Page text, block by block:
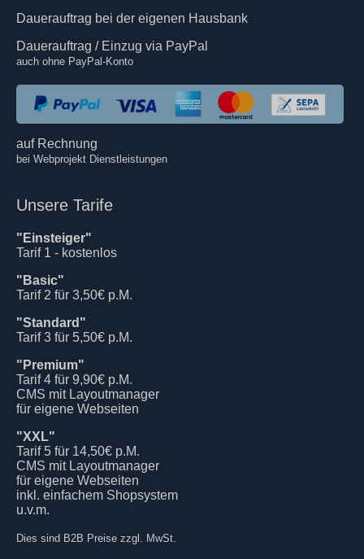
Dauerauftrag bei der eigenen Hausbank
Dauerauftrag / Einzug via PayPal
auch ohne PayPal-Konto
auf Rechnung
bei Webprojekt Dienstleistungen
Unsere Tarife
"Einsteiger"
Tarif 1 - kostenlos
"Basic"
Tarif 2 für 3,50€ p.M.
"Standard"
Tarif 3 für 5,50€ p.M.
"Premium"
Tarif 4 für 9,90€ p.M.
CMS mit Layoutmanager
für eigene Webseiten
"XXL"
Tarif 5 für 14,50€ p.M.
CMS mit Layoutmanager
für eigene Webseiten
inkl. einfachem Shopsystem
u.v.m.
Dies sind B2B Preise zzgl. MwSt.